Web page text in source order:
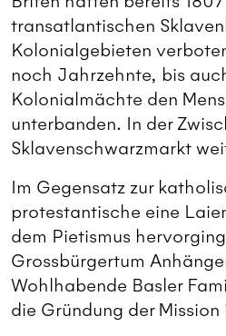
transatlantischen
Kolonialgebieten
noch Jahrzehnte, bis
Kolonialmächte den
unterbanden. In der
Sklavenschwarzmarkt
Im Gegensatz zur
protestantische eine
dem Pietismus
Grossbürgertum
Wohlhabende Basler
die Gründung der